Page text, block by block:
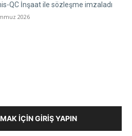
QC İnşaat ile sözleşme imzaladı
2026
İÇIN GIRIŞ YAPIN